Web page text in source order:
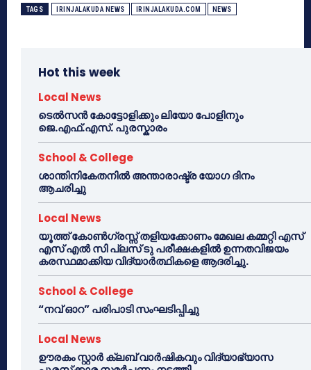
TAGS IRINJALAKUDA NEWS IRINJALAKUDA.COM NEWS
Hot this week
Local News
ടെൽസൻ കോട്ടോളിക്കും ലിയോ പോളിനും
ജെ.എഫ്.എസ്. പുരസ്കാരം
School & College
ശാന്തിനികേതനിൽ അന്താരാഷ്ട്ര യോഗ ദിനം
ആചരിച്ചു
Local News
യൂത്ത് കോൺഗ്രസ്സ് തളിയക്കോണം മേഖല കമ്മറ്റി എസ്
എസ് എൽ സി പ്ലസ് ടു പരീക്ഷകളിൽ ഉന്നതവിജയം
കരസ്ഥമാക്കിയ വിദ്യാർത്ഥികളെ ആദരിച്ചു.
School & College
“നവ് ഓറ” പരിപാടി സംഘടിപ്പിച്ചു
Local News
ഊരകം സ്റ്റാർ ക്ലബ് വാർഷികവും വിദ്യാഭ്യാസ